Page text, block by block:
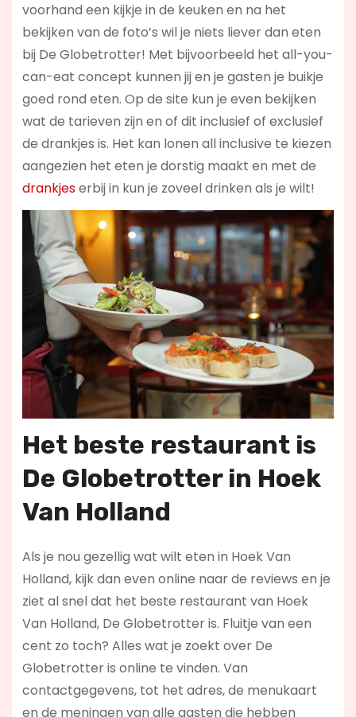
voorhand een kijkje in de keuken en na het
bekijken van de foto’s wil je niets liever dan eten
bij De Globetrotter! Met bijvoorbeeld het all-you-
can-eat concept kunnen jij en je gasten je buikje
goed rond eten. Op de site kun je even bekijken
wat de tarieven zijn en of dit inclusief of exclusief
de drankjes is. Het kan lonen all inclusive te kiezen
aangezien het eten je dorstig maakt en met de
drankjeserbij in kun je zoveel drinken als je wilt!
Het beste restaurant is
De Globetrotter in Hoek
Van Holland
Als je nou gezellig wat wilt eten in Hoek Van
Holland, kijk dan even online naar de reviews en je
ziet al snel dat het beste restaurant van Hoek
Van Holland, De Globetrotter is. Fluitje van een
cent zo toch? Alles wat je zoekt over De
Globetrotter is online te vinden. Van
contactgegevens, tot het adres, de menukaart
en de meningen van alle gasten die hebben